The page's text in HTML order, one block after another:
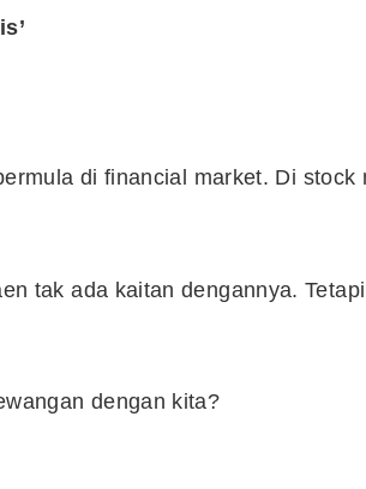
di financial market. Di
tak ada kaitan dengannya.
dengan kita?
Ada Dalam